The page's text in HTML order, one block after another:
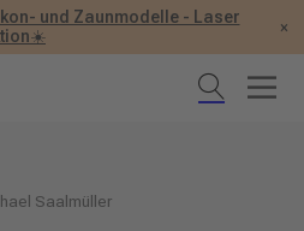
und Zaunmodelle - Laser
×
Saalmüller